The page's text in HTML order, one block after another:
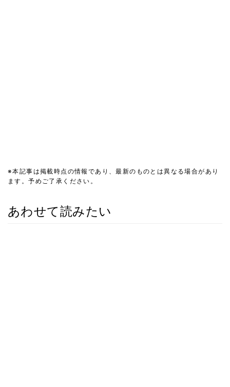
※本記事は掲載時点の情報であり、最新のものとは異なる場合があり
ます。予めご了承ください。
あわせて読みたい